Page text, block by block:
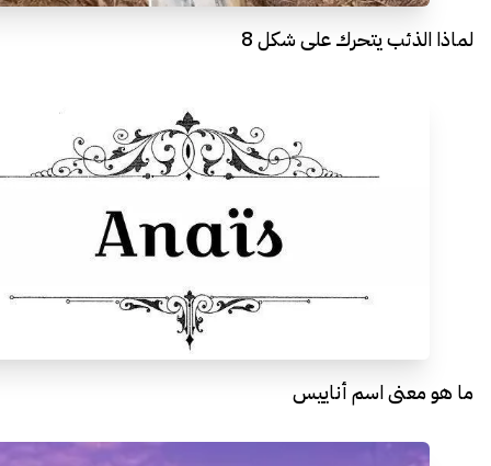
لماذا الذئب يتحرك على شكل 8
ما هو معنى اسم أناييس